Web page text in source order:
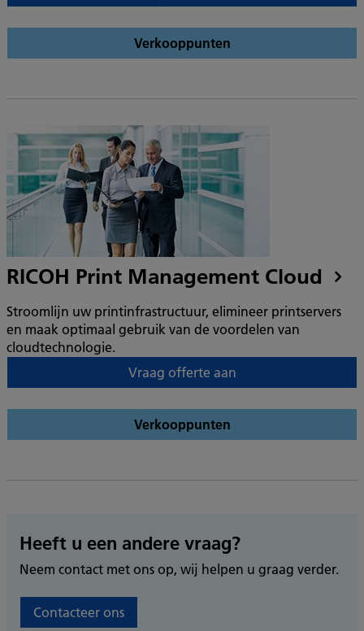
Verkooppunten
RICOH Print Management Cloud
Stroomlijn uw printinfrastructuur, elimineer printservers
en maak optimaal gebruik van de voordelen van
cloudtechnologie.
Vraag offerte aan
Verkooppunten
Heeft u een andere vraag?
Neem contact met ons op, wij helpen u graag verder.
Contacteer ons